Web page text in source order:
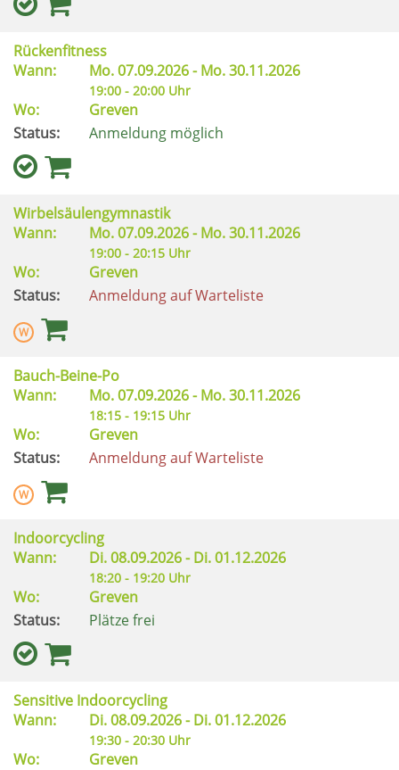
Rückenfitness
Wann:
Mo.07.09.2026 -Mo.30.11.2026
19:00 - 20:00 Uhr
Wo:
Greven
Status:
Anmeldung möglich
Wirbelsäulengymnastik
Wann:
Mo.07.09.2026 -Mo.30.11.2026
19:00 - 20:15 Uhr
Wo:
Greven
Status:
Anmeldung auf Warteliste
Bauch-Beine-Po
Wann:
Mo.07.09.2026 -Mo.30.11.2026
18:15 - 19:15 Uhr
Wo:
Greven
Status:
Anmeldung auf Warteliste
Indoorcycling
Wann:
Di.08.09.2026 -Di.01.12.2026
18:20 - 19:20 Uhr
Wo:
Greven
Status:
Plätze frei
Sensitive Indoorcycling
Wann:
Di.08.09.2026 -Di.01.12.2026
19:30 - 20:30 Uhr
Wo:
Greven